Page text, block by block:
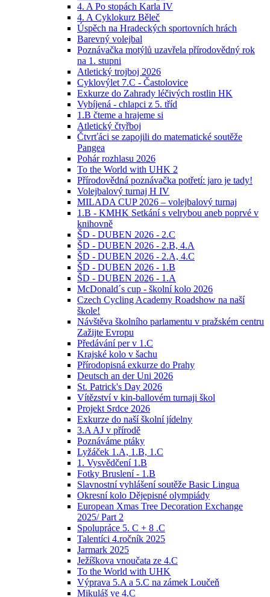
4. A Po stopách Karla IV
4. A Cyklokurz Běleč
Úspěch na Hradeckých sportovních hrách
Barevný volejbal
Poznávačka motýlů uzavřela přírodovědný rok
na 1. stupni
Atletický trojboj 2026
Cyklovýlet 7.C - Častolovice
Exkurze do Zahrady léčivých rostlin HK
Vybíjená - chlapci z 5. tříd
1.B čteme a hrajeme si
Atletický čtyřboj
Čtvrťáci se zapojili do matematické soutěže
Pangea
Pohár rozhlasu 2026
To the World with UHK 2
Přírodovědná poznávačka potřetí: jaro je tady!
Volejbalový turnaj H IV
MILADA CUP 2026 – volejbalový turnaj
1.B - KMHK Setkání s velrybou aneb poprvé v
knihovně
ŠD - DUBEN 2026 - 2.C
ŠD - DUBEN 2026 - 2.B, 4.A
ŠD - DUBEN 2026 - 2.A, 4.C
ŠD - DUBEN 2026 - 1.B
ŠD - DUBEN 2026 - 1.A
McDonald´s cup - školní kolo 2026
Czech Cycling Academy Roadshow na naší
škole!
Návštěva školního parlamentu v pražském centru
Zažijte Evropu
Předávání per v 1.C
Krajské kolo v šachu
Přírodopisná exkurze do Prahy
Deutsch an der Uni 2026
St. Patrick's Day 2026
Vítězství v kin-ballovém turnaji škol
Projekt Srdce 2026
Exkurze do naší školní jídelny
3.A AJ v přírodě
Poznáváme ptáky
Lyžáček 1.A, 1.B, 1.C
1. Vysvědčení 1.B
Fotky Bruslení - 1.B
Slavnostní vyhlášení soutěže Basic Lingua
Okresní kolo Dějepisné olympiády
European Xmas Tree Decoration Exchange
2025/ Part 2
Spolupráce 5. C + 8 .C
Talentíci 4.ročník 2025
Jarmark 2025
Ježíškova vnoučata ze 4.C
To the World with UHK
Výprava 5.A a 5.C na zámek Loučeň
Mikuláš ve 4.C